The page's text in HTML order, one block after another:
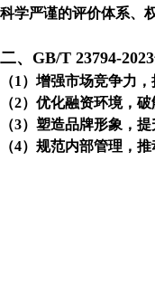
科学严谨的评价体系、
二、 GB/T 23794-2023
（1 ）增强市场竞争力，
（2）优化融资环境，破
（3）塑造品牌形象，提
（4）规范内部管理，推